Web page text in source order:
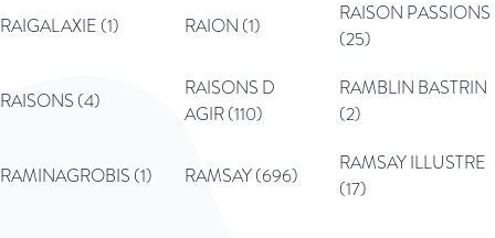
RAIGALAXIE (1) RAION (1)
RAISON PASSIONS
(25)
RAISONS (4)
RAISONS D
AGIR (110)
RAMBLIN BASTRIN
(2)
RAMINAGROBIS (1) RAMSAY (696)
RAMSAY ILLUSTRE
(17)